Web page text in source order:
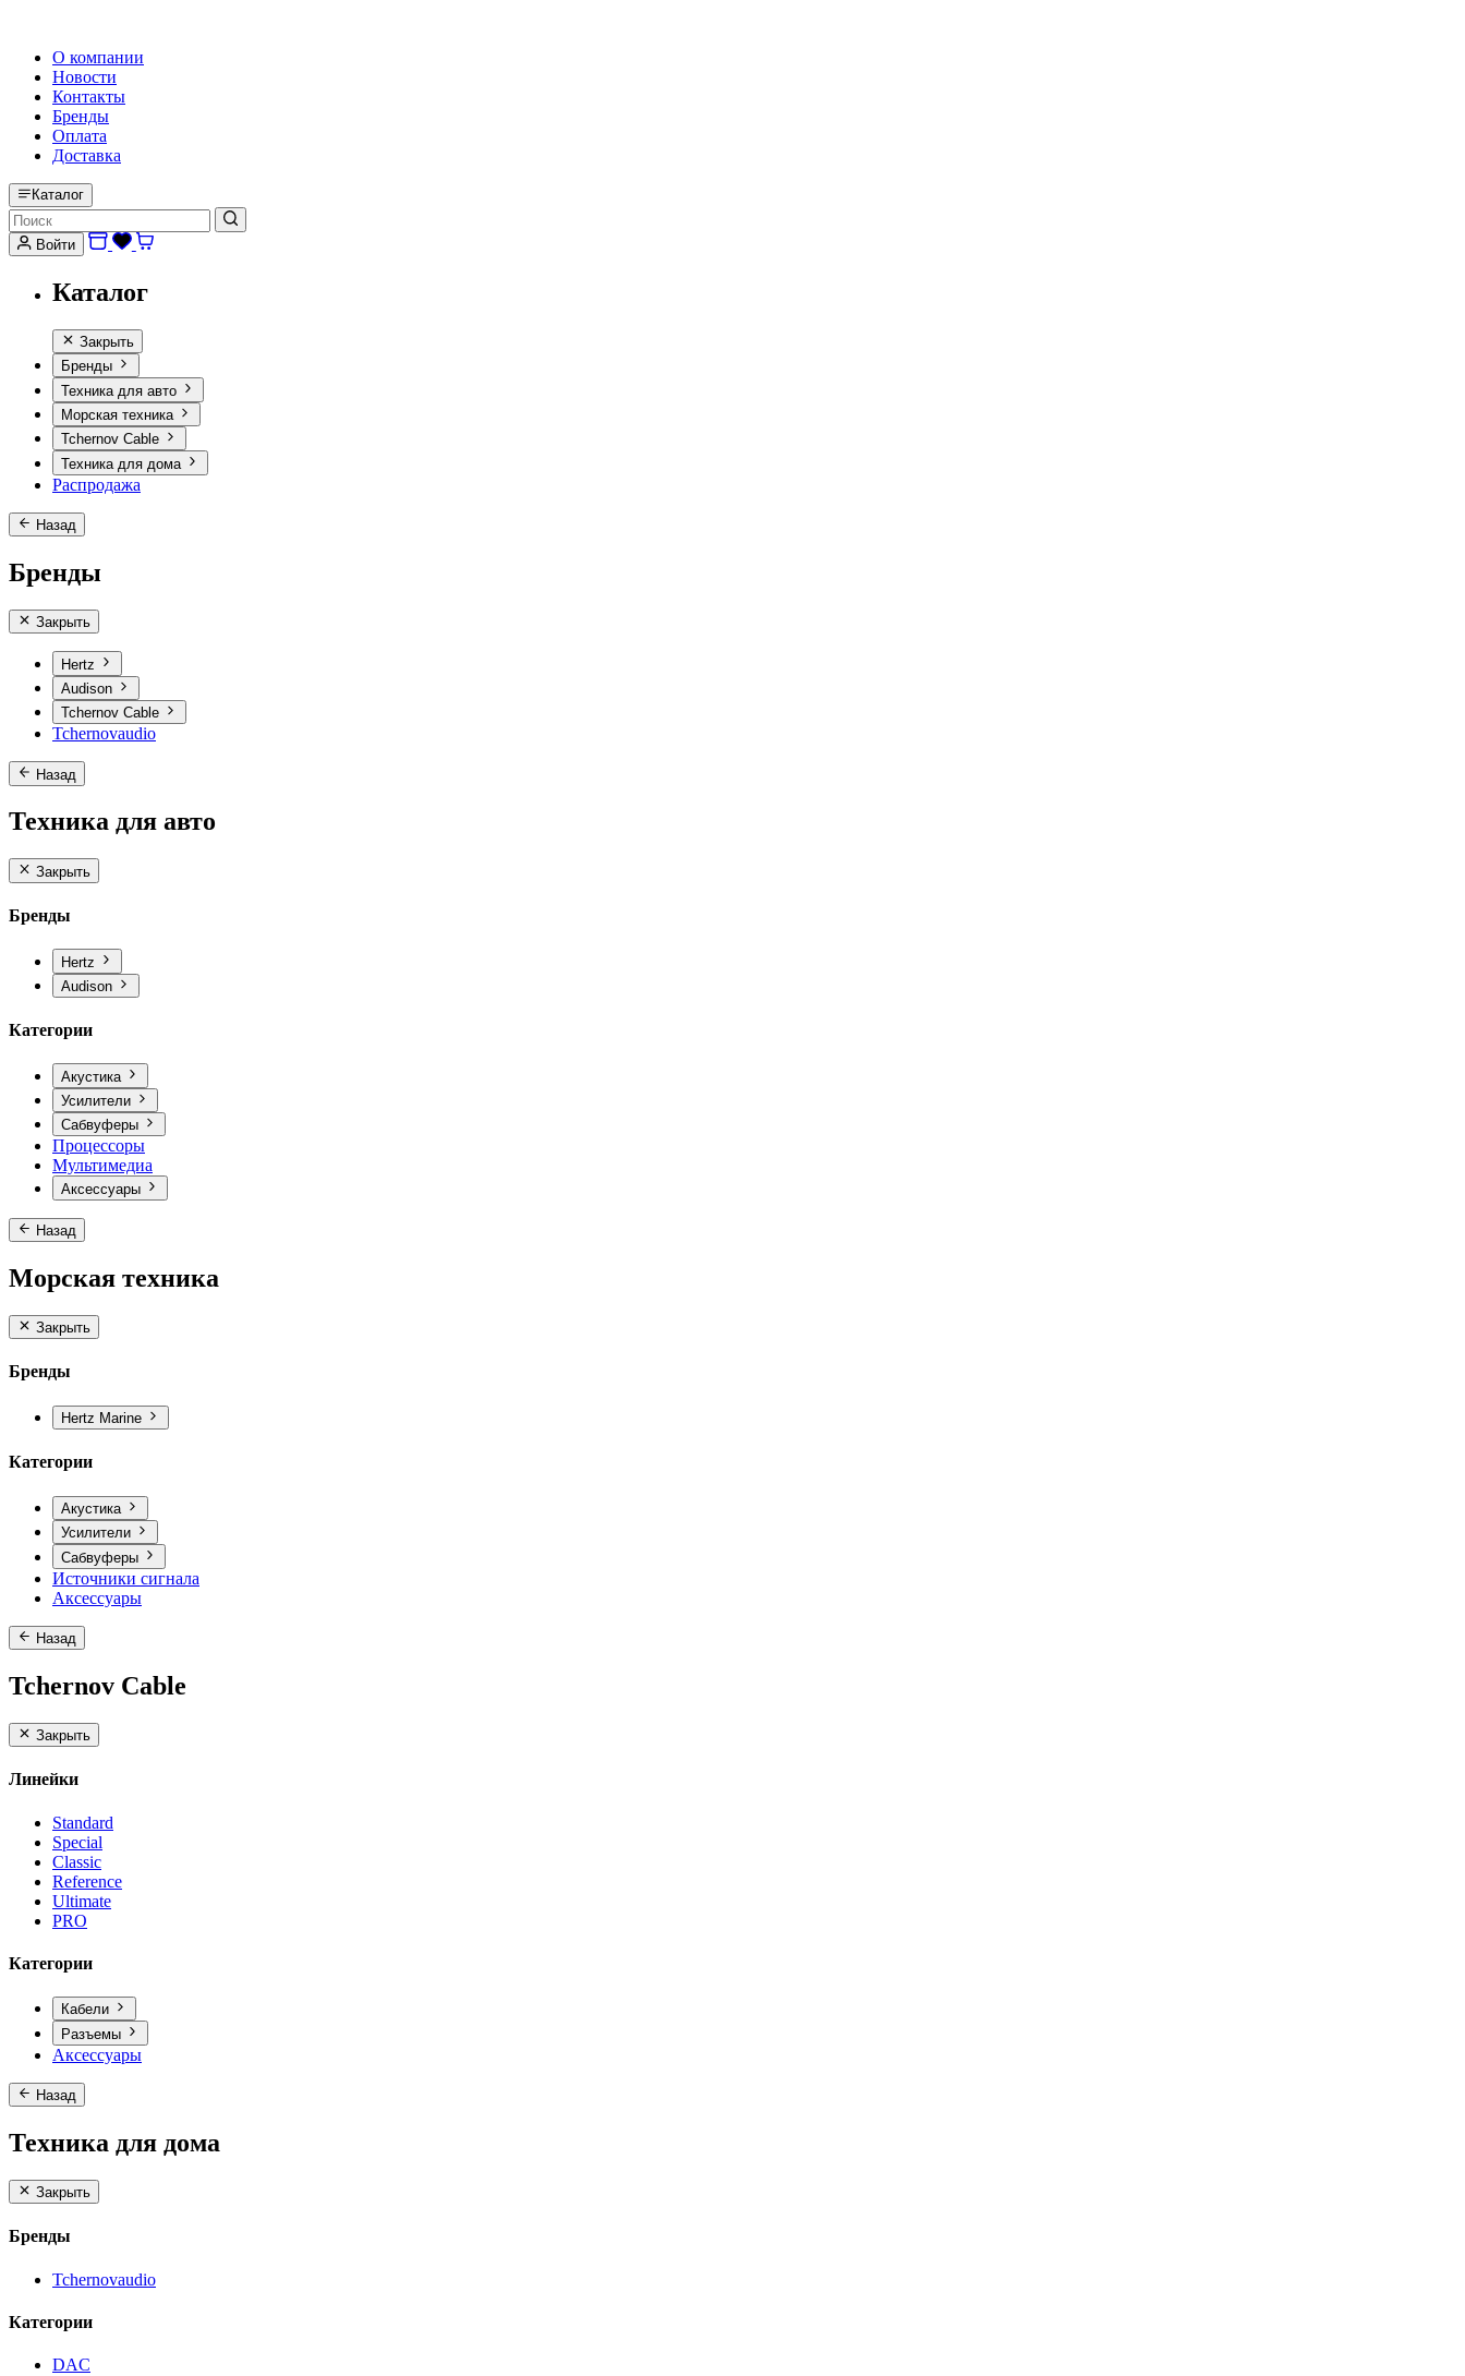
О компании
Новости
Контакты
Бренды
Оплата
Доставка
Каталог
Войти
Каталог
Закрыть
Бренды
Техника для авто
Морская техника
Tchernov Cable
Техника для дома
Распродажа
Назад
Бренды
Закрыть
Hertz
Audison
Tchernov Cable
Tchernovaudio
Назад
Техника для авто
Закрыть
Бренды
Hertz
Audison
Категории
Акустика
Усилители
Сабвуферы
Процессоры
Мультимедиа
Аксессуары
Назад
Морская техника
Закрыть
Бренды
Hertz Marine
Категории
Акустика
Усилители
Сабвуферы
Источники сигнала
Аксессуары
Назад
Tchernov Cable
Закрыть
Линейки
Standard
Special
Classic
Reference
Ultimate
PRO
Категории
Кабели
Разъемы
Аксессуары
Назад
Техника для дома
Закрыть
Бренды
Tchernovaudio
Категории
DAC